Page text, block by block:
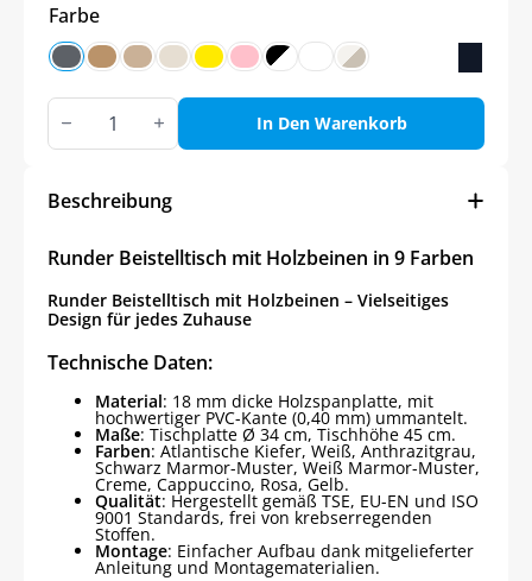
Farbe
Runder
Beistelltisch
mit
9
In Den Warenkorb
Beschreibung
Runder Beistelltisch mit Holzbeinen in 9 Farben
Runder Beistelltisch mit Holzbeinen – Vielseitiges
Design für jedes Zuhause
Technische Daten:
Material: 18 mm dicke Holzspanplatte, mit
hochwertiger PVC-Kante (0,40 mm) ummantelt.
Maße: Tischplatte Ø 34 cm, Tischhöhe 45 cm.
Farben: Atlantische Kiefer, Weiß, Anthrazitgrau,
Schwarz Marmor-Muster, Weiß Marmor-Muster,
Creme, Cappuccino, Rosa, Gelb.
Qualität: Hergestellt gemäß TSE, EU-EN und ISO
9001 Standards, frei von krebserregenden
Stoffen.
Montage: Einfacher Aufbau dank mitgelieferter
Anleitung und Montagematerialien.